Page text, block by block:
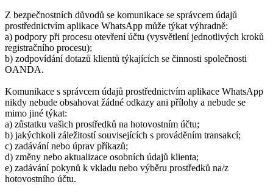
Z bezpečnostních důvodů se komunikace se správcem údajů
prostřednictvím aplikace WhatsApp může týkat výhradně:
a) podpory při procesu otevření účtu (vysvětlení jednotlivých kroků
registračního procesu);
b) zodpovídání dotazů klientů týkajících se činnosti společnosti
OANDA.
Komunikace s správcem údajů prostřednictvím aplikace WhatsApp
nikdy nebude obsahovat žádné odkazy ani přílohy a nebude se
mimo jiné týkat:
a) zůstatku vašich prostředků na hotovostním účtu;
b) jakýchkoli záležitostí souvisejících s prováděním transakcí;
c) zadávání nebo úprav příkazů;
d) změny nebo aktualizace osobních údajů klienta;
e) zadávání pokynů k vkladu nebo výběru prostředků na/z
hotovostního účtu.